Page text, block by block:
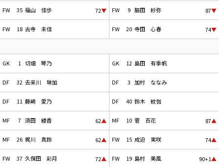
FW 35 福山 佳歩 72▼
FW 18 古寺 未佳
GK 1 切畑 琴乃
DF 32 去来川 琳加
DF 11 藤崎 愛乃
MF 7 須田 綾香 62▲
MF 26 梶川 真鈴 62▲
FW 37 久保田 彩月 72▲
FW 9 脇田 紗弥 87▼
FW 20 寺田 心春 74▼
GK 12 島田 有季帆
DF 3 加村 ななみ
DF 40 鈴木 紋伽
MF 10 菅 百花 87▲
FW 15 成迫 実咲 74▲
FW 19 島村 美風 90+1▲